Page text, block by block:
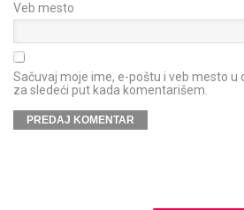
Veb mesto
Sačuvaj moje ime, e-poštu i veb mesto u
za sledeći put kada komentarišem.